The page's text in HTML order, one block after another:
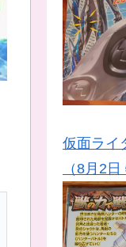
仮面ライ
（8月2